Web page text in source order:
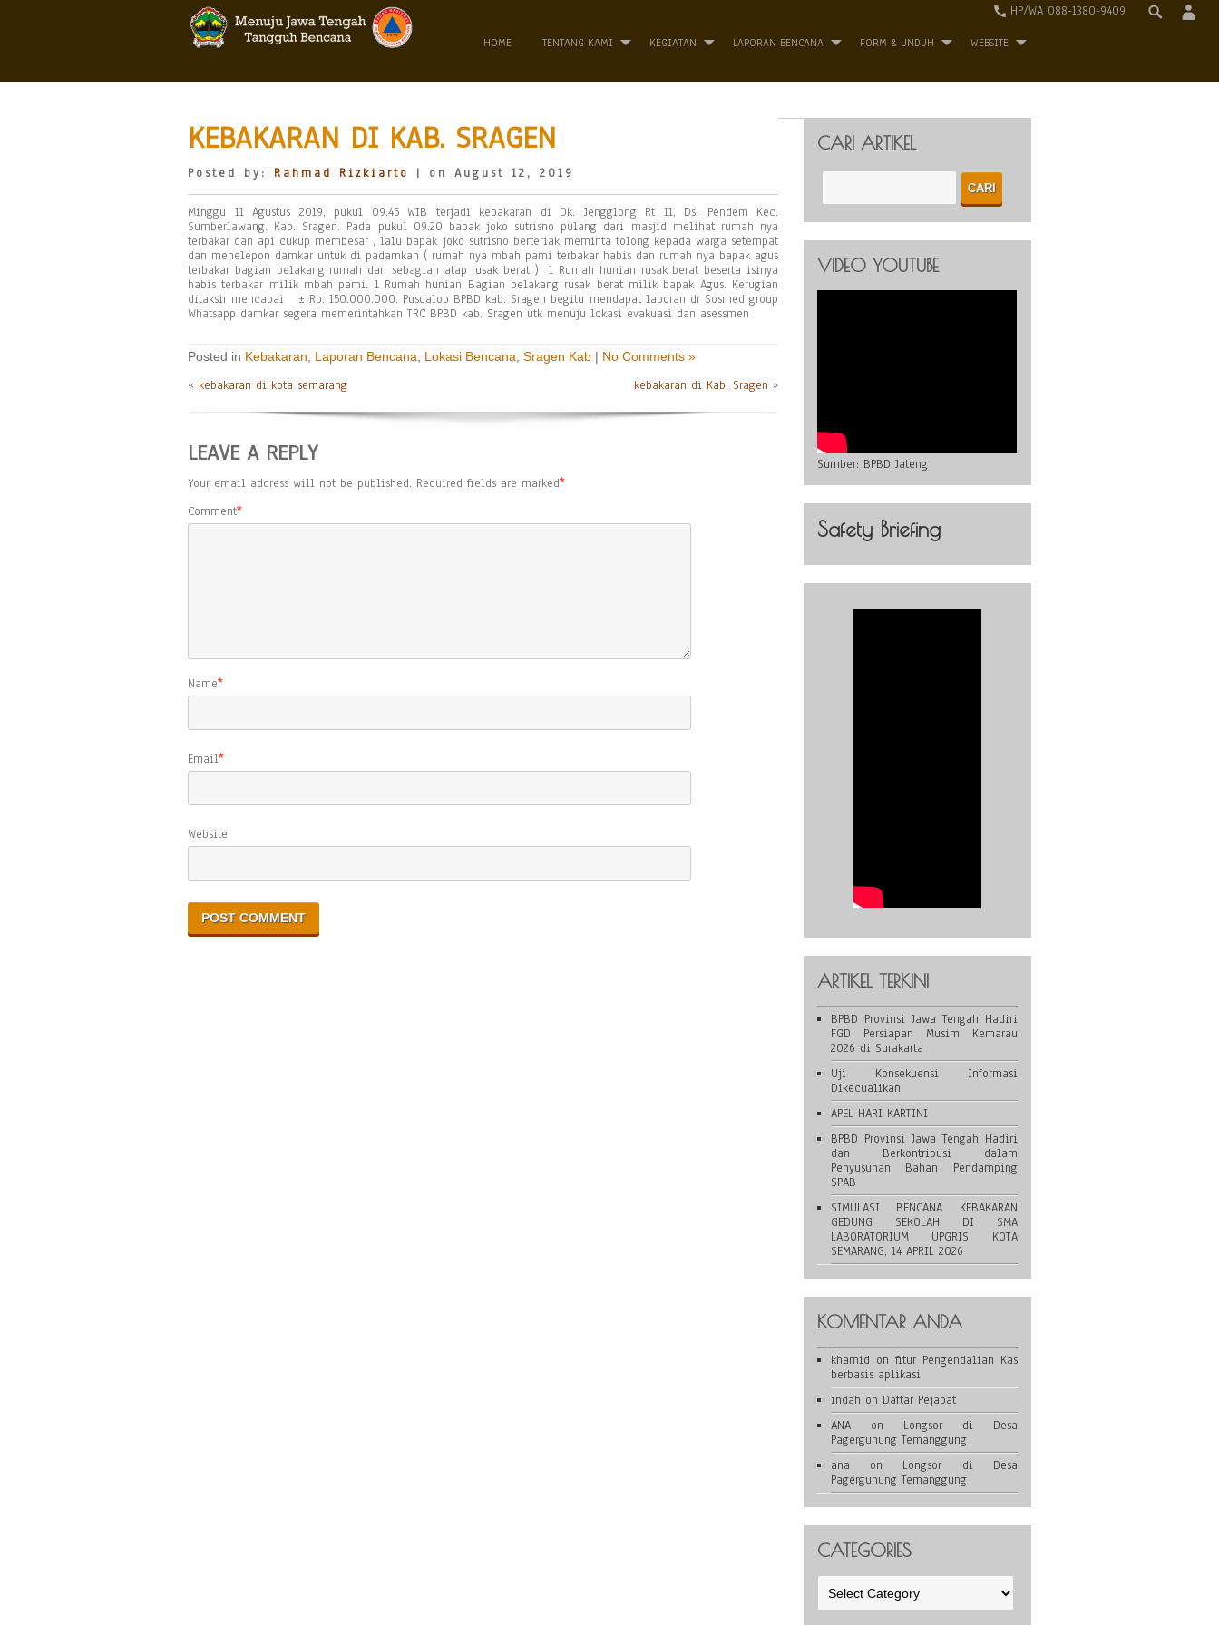
HP/WA 088-1380-9409
HOME TENTANG KAMI KEGIATAN LAPORAN BENCANA FORM & UNDUH WEBSITE
KEBAKARAN DI KAB. SRAGEN
Posted by: Rahmad Rizkiarto | on August 12, 2019
Minggu 11 Agustus 2019, pukul 09.45 WIB terjadi kebakaran di Dk. Jengglong Rt 11, Ds. Pendem Kec.
Sumberlawang. Kab. Sragen. Pada pukul 09.20 bapak joko sutrisno pulang dari masjid melihat rumah nya
terbakar dan api cukup membesar , lalu bapak joko sutrisno berteriak meminta tolong kepada warga setempat
dan menelepon damkar untuk di padamkan ( rumah nya mbah pami terbakar habis dan rumah nya bapak agus
terbakar bagian belakang rumah dan sebagian atap rusak berat ) 1 Rumah hunian rusak berat beserta isinya
habis terbakar milik mbah pami. 1 Rumah hunian Bagian belakang rusak berat milik bapak Agus. Kerugian
ditaksir mencapai ± Rp. 150.000.000. Pusdalop BPBD kab. Sragen begitu mendapat laporan dr Sosmed group
Whatsapp damkar segera memerintahkan TRC BPBD kab. Sragen utk menuju lokasi evakuasi dan asessmen
Posted in Kebakaran Laporan Bencana Lokasi Bencana Sragen Kab | No Comments »
« kebakaran di kota semarang kebakaran di Kab. Sragen »
LEAVE A REPLY
Your email address will not be published. Required fields are marked*
Comment*
Name*
Email*
Website
CARI ARTIKEL
VIDEO YOUTUBE
Sumber: BPBD Jateng
Safety Briefing
ARTIKEL TERKINI
BPBD Provinsi Jawa Tengah Hadiri
FGD Persiapan Musim Kemarau
2026 di Surakarta
Uji Konsekuensi Informasi
Dikecualikan
APEL HARI KARTINI
BPBD Provinsi Jawa Tengah Hadiri
dan Berkontribusi dalam
Penyusunan Bahan Pendamping
SPAB
SIMULASI BENCANA KEBAKARAN
GEDUNG SEKOLAH DI SMA
LABORATORIUM UPGRIS KOTA
SEMARANG, 14 APRIL 2026
KOMENTAR ANDA
khamid on fitur Pengendalian Kas
berbasis aplikasi
indah on Daftar Pejabat
ANAon Longsor di Desa
Pagergunung Temanggung
ana on Longsor di Desa
Pagergunung Temanggung
CATEGORIES
Categories